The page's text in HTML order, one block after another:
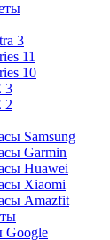
3
11
10
3
2
Samsung
Garmin
Huawei
Xiaomi
Amazfit
Google